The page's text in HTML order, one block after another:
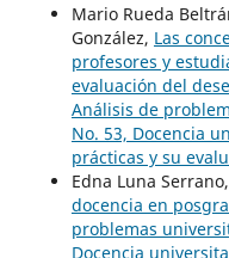
Mario Rueda
González, Las
profesores y
evaluación del
Análisis de
No. 53, Docencia
prácticas y su
Edna Luna Serrano,
docencia en
problemas
Docencia